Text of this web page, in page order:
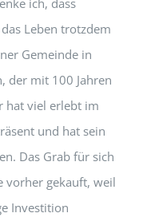
ich, dass
Leben trotzdem
Gemeinde in
der mit 100 Jahren
hat viel erlebt im
und hat sein
Das Grab für sich
vorher gekauft, weil
Investition